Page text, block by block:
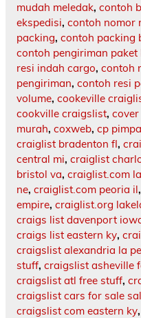
mudah meledak, contoh
ekspedisi, contoh nomor
packing, contoh packing
contoh pengiriman paket
resi indah cargo, contoh
pengiriman, contoh resi
volume, cookeville
cookville craigslist,
murah, coxweb, cp
craiglist bradenton fl,
central mi, craiglist
bristol va, craiglist.com
ne, craiglist.com peoria il,
empire, craiglist.org
craigs list davenport
craigs list eastern ky,
craigslist alexandria la
stuff, craigslist asheville
craigslist atl free stuff,
craigslist cars for sale
craigslist com eastern ky,